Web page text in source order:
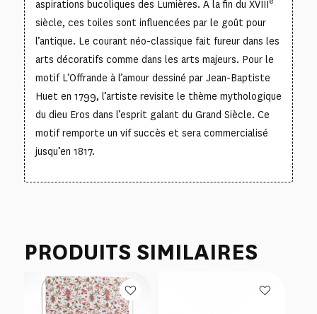
aspirations bucoliques des Lumières. À la fin du XVIII
siècle, ces toiles sont influencées par le goût pour
l’antique. Le courant néo-classique fait fureur dans les
arts décoratifs comme dans les arts majeurs. Pour le
motif L’Offrande à l’amour dessiné par Jean-Baptiste
Huet en 1799, l’artiste revisite le thème mythologique
du dieu Eros dans l’esprit galant du Grand Siècle. Ce
motif remporte un vif succès et sera commercialisé
jusqu’en 1817.
PRODUITS SIMILAIRES